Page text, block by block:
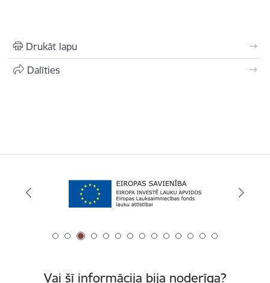
Drukāt lapu
Dalīties
Vai šī informācija bija noderīga?